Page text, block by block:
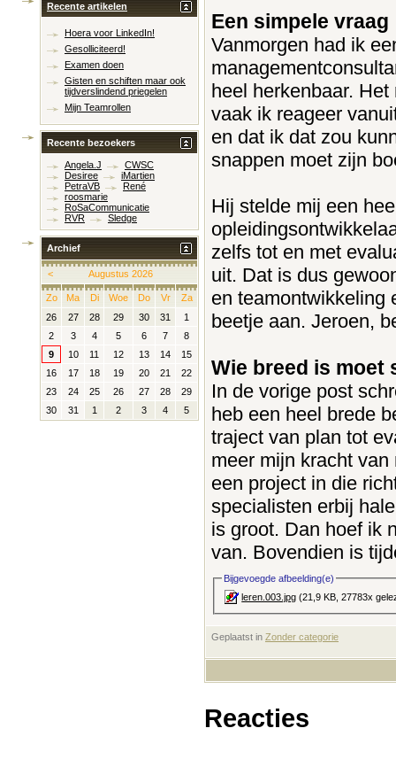
Een simpele vraag
Vanmorgen had ik
heel herkenbaar.
vaak ik reageer
en dat ik dat zou
snappen moet zijn
Hij stelde mij een
zelfs tot en met
uit. Dat is dus
en teamontwikkeling
beetje aan. Jeroen,
Wie breed is moet
In de vorige post
heb een heel brede
traject van plan tot
meer mijn kracht
een project in die
specialisten erbij
is groot. Dan hoef ik
van. Bovendien is
Bijgevoegde afbeelding(e)
leren.003.jpg (21,9 KB, 27783x
Geplaatst in Zonder categorie
Reacties
Recente artikelen
Hoera voor LinkedIn!
Gesolliciteerd!
Examen doen
Gisten en schiften maar ook
tijdverslindend priegelen
Mijn Teamrollen
Recente bezoekers
Angela.J
CWSC
Desiree
iMartien
PetraVB
René
roosmarie
RoSaCommunicatie
RVR
Sledge
Archief
< Augustus 2026
Zo Ma Di Woe Do Vr
Za
26
27 28 29 30 31
1
2
3 4 5 6 7
8
9
10 11 12 13 14
15
16
17 18 19 20 21
22
23
24 25 26 27 28
29
30
31 1 2 3 4 5